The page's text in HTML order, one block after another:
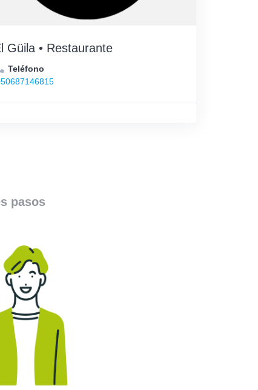
Güila • Restaurante
Teléfono
pasos